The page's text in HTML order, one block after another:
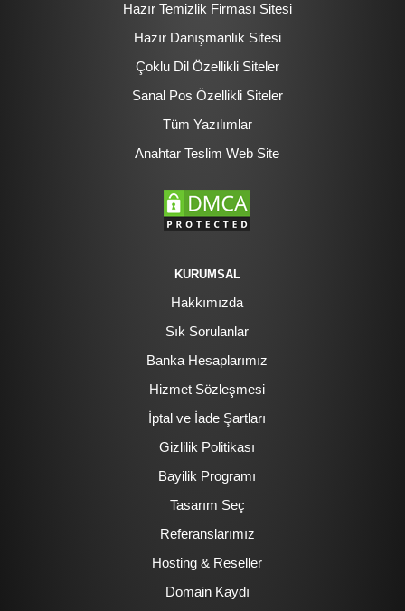
Hazır Temizlik Firması Sitesi
Hazır Danışmanlık Sitesi
Çoklu Dil Özellikli Siteler
Sanal Pos Özellikli Siteler
Tüm Yazılımlar
Anahtar Teslim Web Site
KURUMSAL
Hakkımızda
Sık Sorulanlar
Banka Hesaplarımız
Hizmet Sözleşmesi
İptal ve İade Şartları
Gizlilik Politikası
Bayilik Programı
Tasarım Seç
Referanslarımız
Hosting & Reseller
Domain Kaydı